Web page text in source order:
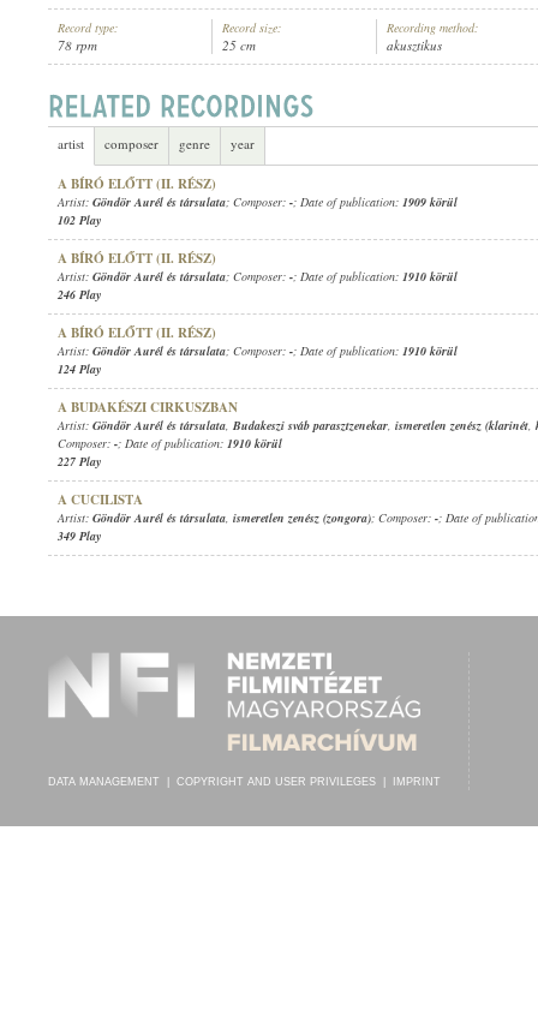
Record type:
78 rpm
Record size:
25 cm
Recording method:
akusztikus
artist composer genre year
A BÍRÓ ELŐTT (II. RÉSZ)
Artist: Göndör Aurél és társulata; Composer: -; Date of publication: 1909 körül
102 Play
A BÍRÓ ELŐTT (II. RÉSZ)
Artist: Göndör Aurél és társulata; Composer: -; Date of publication: 1910 körül
246 Play
A BÍRÓ ELŐTT (II. RÉSZ)
Artist: Göndör Aurél és társulata; Composer: -; Date of publication: 1910 körül
124 Play
A BUDAKÉSZI CIRKUSZBAN
Artist: Göndör Aurél és társulata, Budakeszi sváb parasztzenekar, ismeretlen zenész (klarinét,
Composer: -; Date of publication: 1910 körül
227 Play
A CUCILISTA
Artist: Göndör Aurél és társulata, ismeretlen zenész (zongora); Composer: -; Date of
349 Play
DATA MANAGEMENT COPYRIGHT AND USER PRIVILEGES IMPRINT